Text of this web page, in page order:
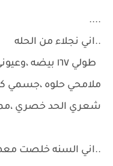
....
..اني نجلاء من الحله
طولي ١٦٧ بيضه ،وعيوني عسلي ،
ملامحي حلوه ،جسمي
شعري الحد خصري
..اني السنه خلصت